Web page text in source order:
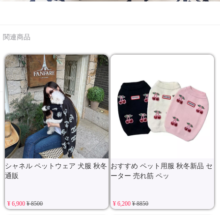
関連商品
シャネル ペットウェア 犬服 秋冬
通販
¥ 6,900¥ 8500
おすすめ ペット用服 秋冬新品 セ
ーター 売れ筋 ペッ
¥ 6,200¥ 8850